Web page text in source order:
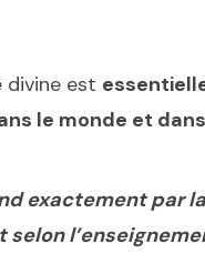
divine est
le monde et
exactement par